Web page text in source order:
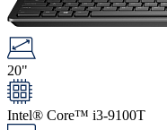
20"
Intel® Core™ i3-9100T